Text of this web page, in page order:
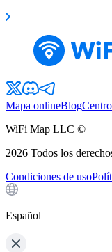
Mapa onlineBlog
WiFi Map LLC ©
2026 Todos los
Condiciones de uso
Español